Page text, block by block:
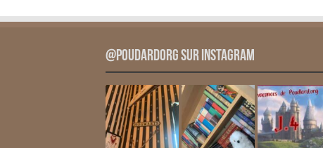
@PoudardOrg sur Instagram